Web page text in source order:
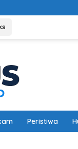
Dukung
Peristiwa